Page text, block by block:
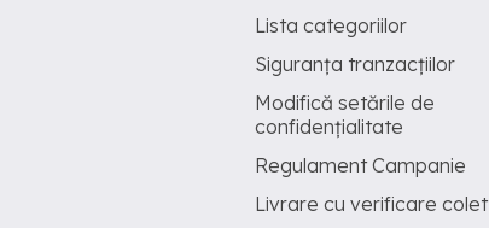
Lista categoriilor
Siguranța tranzacțiilor
Modifică setările de
confidențialitate
Regulament Campanie
Livrare cu verificare colet